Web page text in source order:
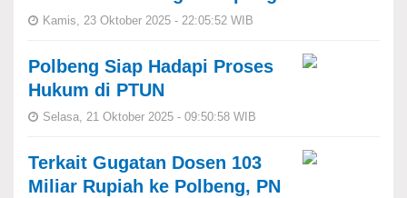
Kamis, 23 Oktober 2025 - 22:05:52 WIB
Polbeng Siap Hadapi Proses
Hukum di PTUN
Selasa, 21 Oktober 2025 - 09:50:58 WIB
Terkait Gugatan Dosen 103
Miliar Rupiah ke Polbeng, PN